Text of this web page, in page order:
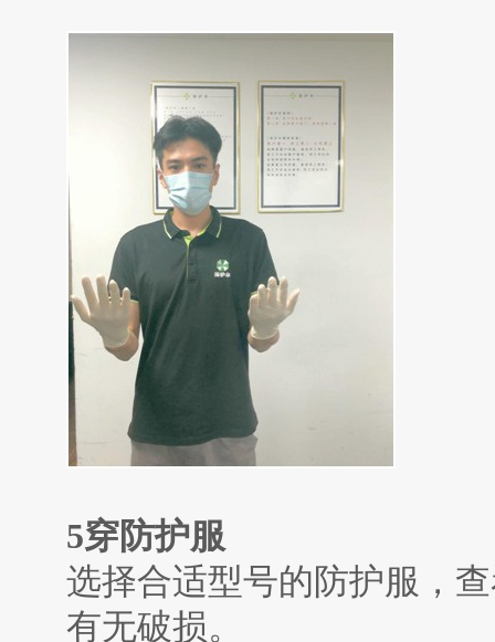
5穿防护服
选择合适型号的防护服，
有无破损。